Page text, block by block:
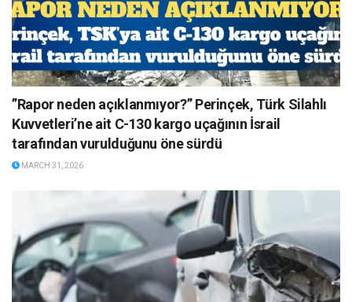
”Rapor neden açıklanmıyor?” Perinçek, Türk Silahlı
Kuvvetleri’ne ait C-130 kargo uçağının İsrail
tarafından vurulduğunu öne sürdü
MARCH 31, 2026